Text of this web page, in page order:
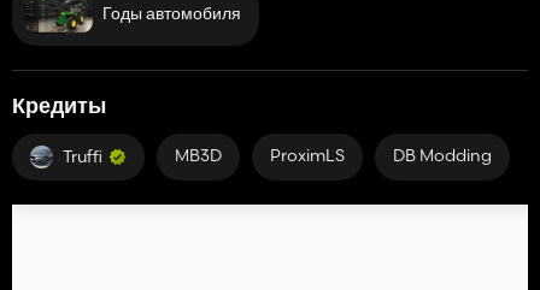
Годы автомобиля
Кредиты
Truffi MB3D ProximLS DB Modding